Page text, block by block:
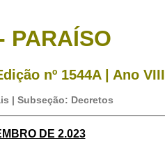
PARAÍSO
nº 1544A | Ano VIII
| Subseção: Decretos
DE 2.023